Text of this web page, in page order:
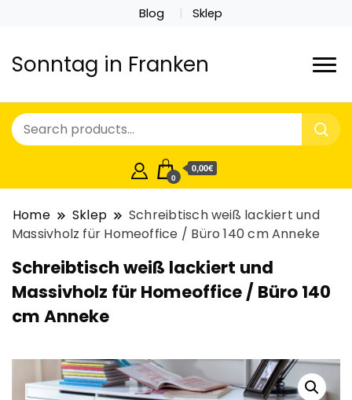
Blog Sklep
Sonntag in Franken
0
0,00€
Home Sklep
Schreibtisch weiß lackiert und
Massivholz für Homeoffice / Büro 140 cm Anneke
Schreibtisch weiß lackiert und
Massivholz für Homeoffice / Büro 140
cm Anneke